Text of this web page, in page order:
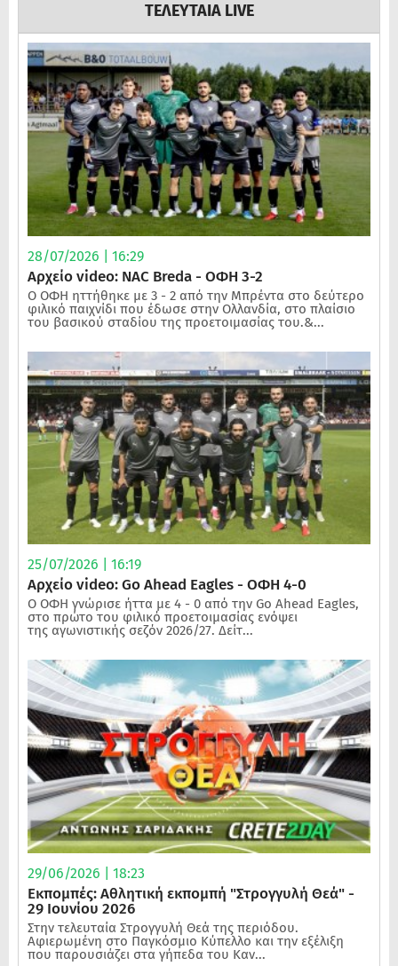
ΤΕΛΕΥΤΑΙΑ LIVE
28/07/2026 | 16:29
Αρχείο video: NAC Breda - ΟΦΗ 3-2
Ο ΟΦΗ ηττήθηκε με 3 - 2 από την Μπρέντα στο δεύτερο
φιλικό παιχνίδι που έδωσε στην Ολλανδία, στο πλαίσιο
του βασικού σταδίου της προετοιμασίας του.&...
25/07/2026 | 16:19
Αρχείο video: Go Ahead Eagles - ΟΦΗ 4-0
Ο ΟΦΗ γνώρισε ήττα με 4 - 0 από την Go Ahead Eagles,
στο πρώτο του φιλικό προετοιμασίας ενόψει
της αγωνιστικής σεζόν 2026/27. Δείτ...
29/06/2026 | 18:23
Εκπομπές: Αθλητική εκπομπή "Στρογγυλή Θεά" -
29 Ιουνίου 2026
Στην τελευταία Στρογγυλή Θεά της περιόδου.
Αφιερωμένη στο Παγκόσμιο Κύπελλο και την εξέλιξη
που παρουσιάζει στα γήπεδα του Καν...